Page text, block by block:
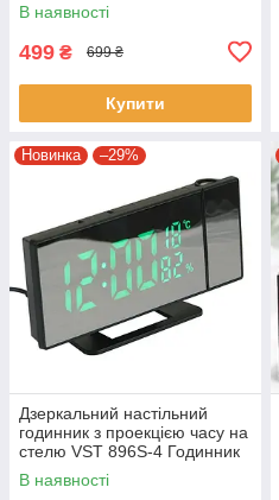
В наявності
499 ₴ 699 ₴
Купити
Новинка –29%
Дзеркальний настільний
годинник з проекцією часу на
стелю VST 896S-4 Годинник
із зеленим підсвічуванням
В наявності